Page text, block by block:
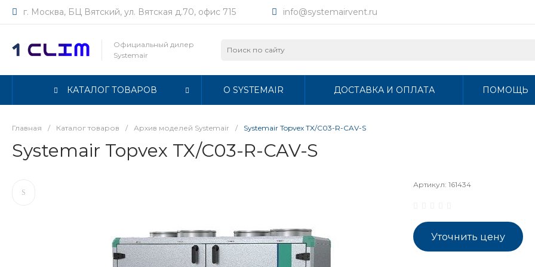
г. Москва, БЦ Вятский, ул. Вятская д.70, офис 715 info@systemairvent.ru
Официальный дилер
Systemair
КАТАЛОГ ТОВАРОВ О SYSTEMAIR ДОСТАВКА И ОПЛАТА ПОМОЩЬ
Главная / Каталог товаров / Архив моделей Systemair / Systemair Topvex TX/C03-R-CAV-S
Systemair Topvex TX/C03-R-CAV-S
Артикул: 161434
Уточнить цену